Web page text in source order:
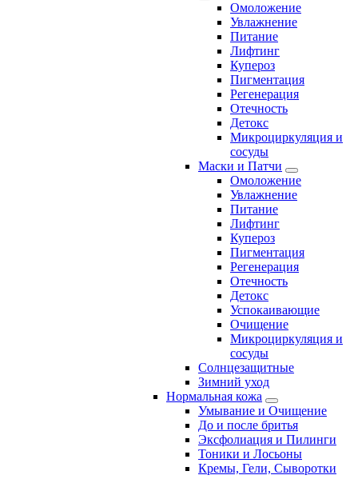
Омоложение
Увлажнение
Питание
Лифтинг
Купероз
Пигментация
Регенерация
Отечность
Детокс
Микроциркуляция и
сосуды
Маски и Патчи
Омоложение
Увлажнение
Питание
Лифтинг
Купероз
Пигментация
Регенерация
Отечность
Детокс
Успокаивающие
Очищение
Микроциркуляция и
сосуды
Солнцезащитные
Зимний уход
Нормальная кожа
Умывание и Очищение
До и после бритья
Эксфолиация и Пилинги
Тоники и Лосьоны
Кремы, Гели, Сыворотки